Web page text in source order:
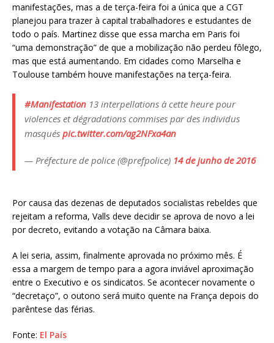
manifestações, mas a de terça-feira foi a única que a CGT
planejou para trazer à capital trabalhadores e estudantes de
todo o país. Martinez disse que essa marcha em Paris foi
“uma demonstração” de que a mobilização não perdeu fôlego,
mas que está aumentando. Em cidades como Marselha e
Toulouse também houve manifestações na terça-feira.
#Manifestation 13 interpellations à cette heure pour
violences et dégradations commises par des individus
masqués pic.twitter.com/ag2NFxa4an
— Préfecture de police (@prefpolice) 14 de junho de 2016
Por causa das dezenas de deputados socialistas rebeldes que
rejeitam a reforma, Valls deve decidir se aprova de novo a lei
por decreto, evitando a votação na Câmara baixa.
A lei seria, assim, finalmente aprovada no próximo mês. É
essa a margem de tempo para a agora inviável aproximação
entre o Executivo e os sindicatos. Se acontecer novamente o
“decretaço”, o outono será muito quente na França depois do
parêntese das férias.
Fonte: El País